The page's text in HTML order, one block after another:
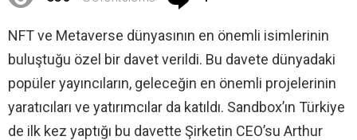
NFT ve Metaverse dünyasının en önemli isimlerinin
buluştuğu özel bir davet verildi. Bu davete dünyadaki
popüler yayıncıların, geleceğin en önemli projelerinin
yaratıcıları ve yatırımcılar da katıldı. Sandbox’ın Türkiye
de ilk kez yaptığı bu davette Şirketin CEO’su Arthur